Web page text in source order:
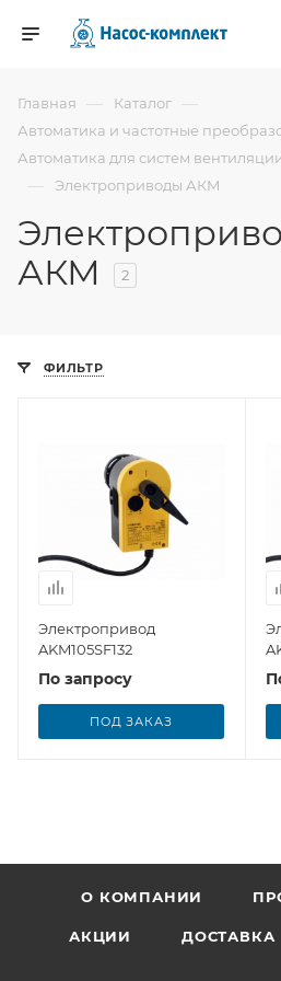
Главная — Каталог —
Автоматика и частотные
Автоматика для систем
— Электроприводы АКМ
АКМ
2
ФИЛЬТР
Электропривод
AKM105SF132
По запросу
ПОД ЗАКАЗ
О КОМПАНИИ
АКЦИИ ДОСТАВКА